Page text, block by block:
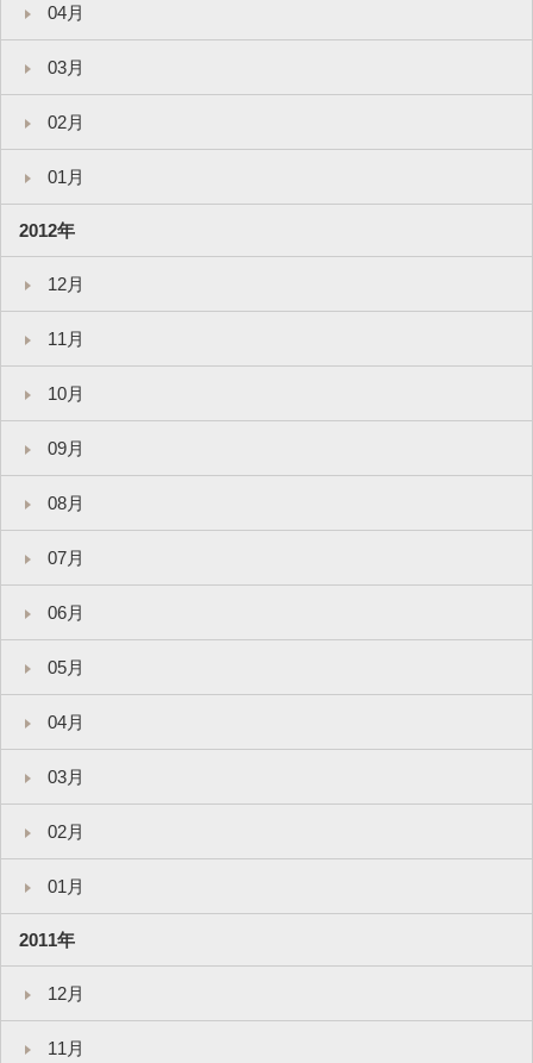
04月
03月
02月
01月
2012年
12月
11月
10月
09月
08月
07月
06月
05月
04月
03月
02月
01月
2011年
12月
11月